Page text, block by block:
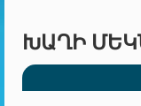
ԽԱՂԻ